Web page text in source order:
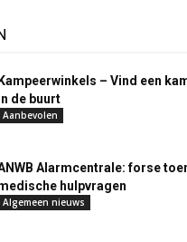
Kampeerwinkels – Vind een
de buurt
Aanbevolen
Alarmcentrale: forse
hulpvragen
Algemeen nieuws